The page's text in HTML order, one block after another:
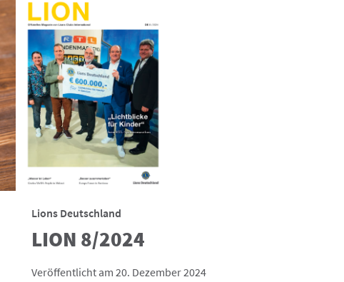
Lions Deutschland
LION 8/2024
Veröffentlicht am 20. Dezember 2024